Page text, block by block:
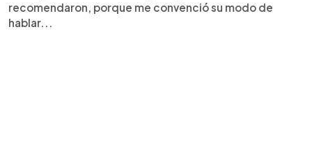
recomendaron, porque me convenció su modo de
hablar...